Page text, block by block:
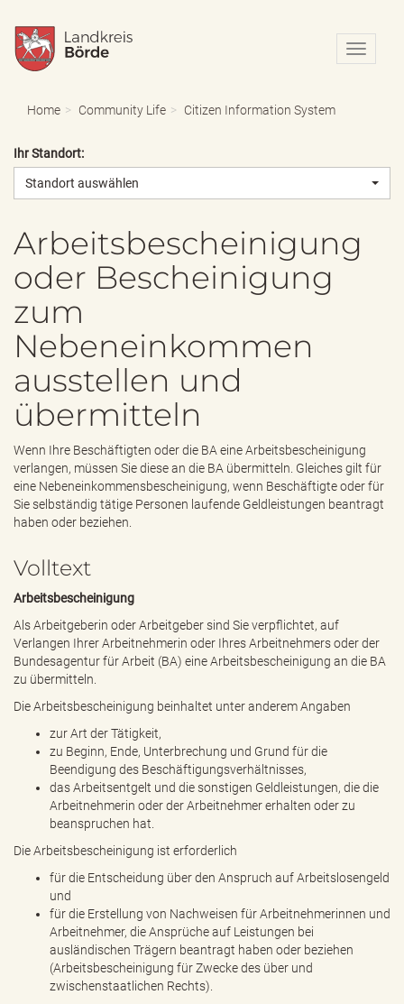
N
a
o
i
d
e
n
Home Community Life Citizen Information System
Ihr Standort:
Standort auswählen
Arbeitsbescheinigung
oder Bescheinigung
zum
Nebeneinkommen
ausstellen und
übermitteln
Wenn Ihre Beschäftigten oder die BA eine Arbeitsbescheinigung
verlangen, müssen Sie diese an die BA übermitteln. Gleiches gilt für
eine Nebeneinkommensbescheinigung, wenn Beschäftigte oder für
Sie selbständig tätige Personen laufende Geldleistungen beantragt
haben oder beziehen.
Volltext
Arbeitsbescheinigung
Als Arbeitgeberin oder Arbeitgeber sind Sie verpflichtet, auf
Verlangen Ihrer Arbeitnehmerin oder Ihres Arbeitnehmers oder der
Bundesagentur für Arbeit (BA) eine Arbeitsbescheinigung an die BA
zu übermitteln.
Die Arbeitsbescheinigung beinhaltet unter anderem Angaben
zur Art der Tätigkeit,
zu Beginn, Ende, Unterbrechung und Grund für die
Beendigung des Beschäftigungsverhältnisses,
das Arbeitsentgelt und die sonstigen Geldleistungen, die die
Arbeitnehmerin oder der Arbeitnehmer erhalten oder zu
beanspruchen hat.
Die Arbeitsbescheinigung ist erforderlich
für die Entscheidung über den Anspruch auf Arbeitslosengeld
und
für die Erstellung von Nachweisen für Arbeitnehmerinnen und
Arbeitnehmer, die Ansprüche auf Leistungen bei
ausländischen Trägern beantragt haben oder beziehen
(Arbeitsbescheinigung für Zwecke des über und
zwischenstaatlichen Rechts).